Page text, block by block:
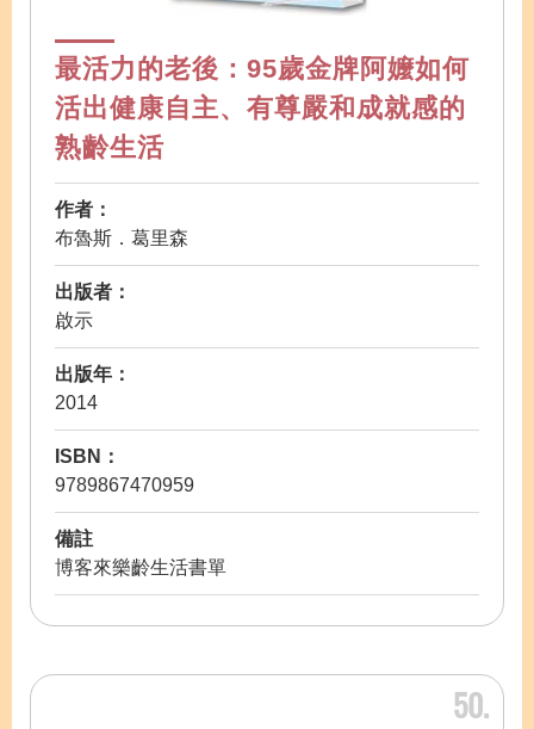
最活力的老後：95歲金牌阿嬤如何
活出健康自主、有尊嚴和成就感的
熟齡生活
作者：
布魯斯．葛里森
出版者：
啟示
出版年：
2014
ISBN：
9789867470959
備註
博客來樂齡生活書單
50